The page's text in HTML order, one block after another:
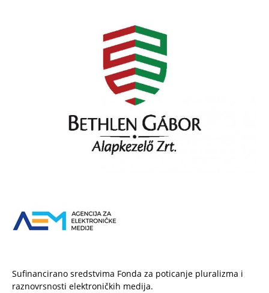
Sufinancirano sredstvima Fonda za poticanje pluralizma i
raznovrsnosti elektroničkih medija.